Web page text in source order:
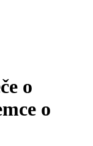
o
o